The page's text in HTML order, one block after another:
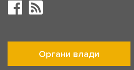
Органи влади